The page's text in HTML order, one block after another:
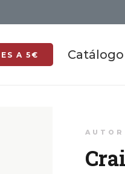
A 5€ Catálogo
AUTOR